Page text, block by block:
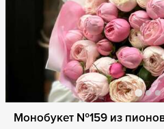
Монобукет №159 из